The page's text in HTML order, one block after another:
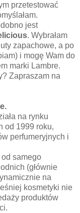
przetestować
jest
. Wybrałam
zapachowe, a po
i mogę Wam do
marki Lambre.
Zapraszam na
na rynku
od 1999 roku,
perfumeryjnych i
samego
(głównie
na
kosmetyki nie
produktów